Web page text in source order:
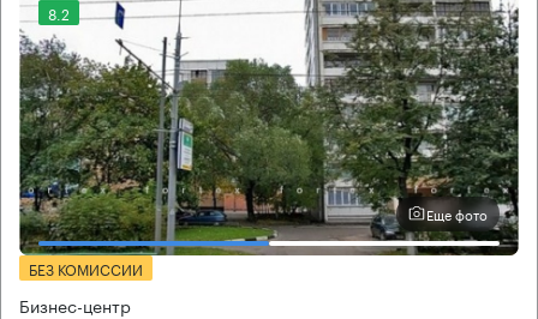
8.2
Еще фото
БЕЗ КОМИССИИ
Бизнес-центр